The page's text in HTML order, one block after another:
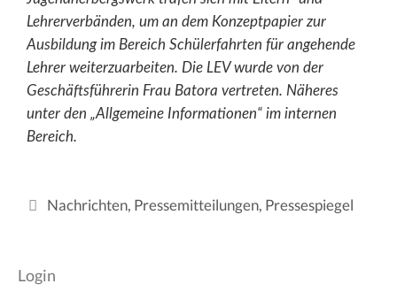
Lehrerverbänden, um an dem Konzeptpapier zur
Ausbildung im Bereich Schülerfahrten für angehende
Lehrer weiterzuarbeiten. Die LEV wurde von der
Geschäftsführerin Frau Batora vertreten. Näheres
unter den „Allgemeine Informationen“ im internen
Bereich.
Kategorien
Nachrichten, Pressemitteilungen, Pressespiegel
Login